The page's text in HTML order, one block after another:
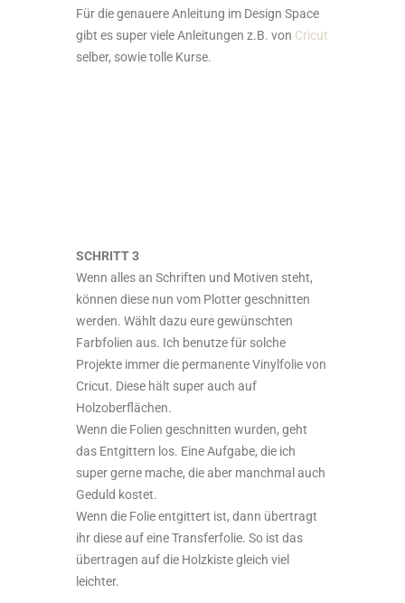
Für die genauere Anleitung im Design Space
gibt es super viele Anleitungen z.B. von Cricut
selber, sowie tolle Kurse.
SCHRITT 3
Wenn alles an Schriften und Motiven steht,
können diese nun vom Plotter geschnitten
werden. Wählt dazu eure gewünschten
Farbfolien aus. Ich benutze für solche
Projekte immer die permanente Vinylfolie von
Cricut. Diese hält super auch auf
Holzoberflächen.
Wenn die Folien geschnitten wurden, geht
das Entgittern los. Eine Aufgabe, die ich
super gerne mache, die aber manchmal auch
Geduld kostet.
Wenn die Folie entgittert ist, dann übertragt
ihr diese auf eine Transferfolie. So ist das
übertragen auf die Holzkiste gleich viel
leichter.